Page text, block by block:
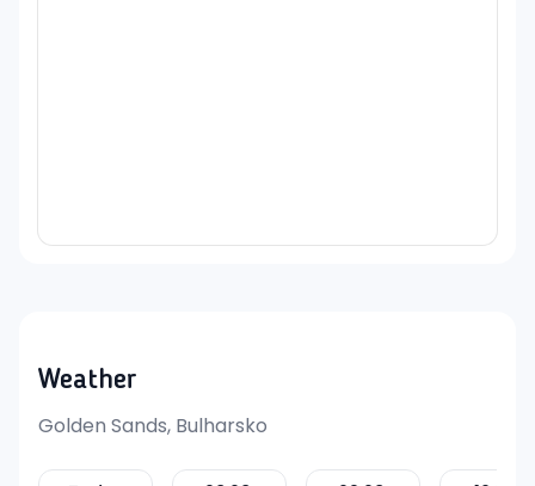
Weather
Golden Sands, Bulharsko